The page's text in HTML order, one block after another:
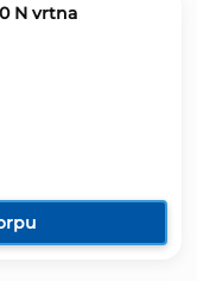
N vrtna